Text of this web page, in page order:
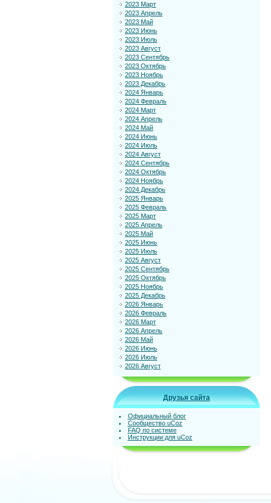
2023 Март
2023 Апрель
2023 Май
2023 Июнь
2023 Июль
2023 Август
2023 Сентябрь
2023 Октябрь
2023 Ноябрь
2023 Декабрь
2024 Январь
2024 Февраль
2024 Март
2024 Апрель
2024 Май
2024 Июнь
2024 Июль
2024 Август
2024 Сентябрь
2024 Октябрь
2024 Ноябрь
2024 Декабрь
2025 Январь
2025 Февраль
2025 Март
2025 Апрель
2025 Май
2025 Июнь
2025 Июль
2025 Август
2025 Сентябрь
2025 Октябрь
2025 Ноябрь
2025 Декабрь
2026 Январь
2026 Февраль
2026 Март
2026 Апрель
2026 Май
2026 Июнь
2026 Июль
2026 Август
Друзья сайта
Официальный блог
Сообщество uCoz
FAQ по системе
Инструкции для uCoz